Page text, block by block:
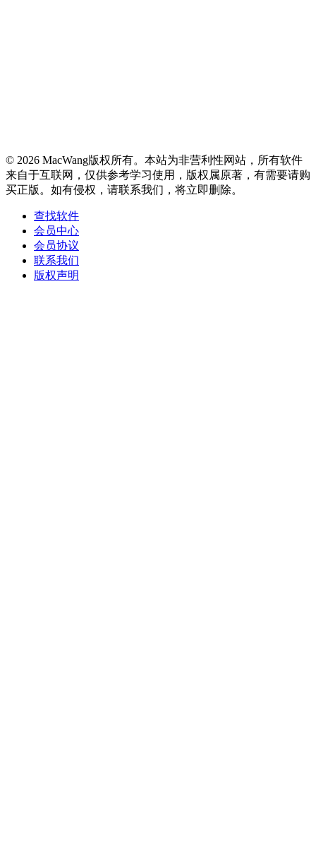
© 2026 MacWang版权所有。本站为非营利性网站，所有软件
来自于互联网，仅供参考学习使用，版权属原著，有需要请购
买正版。如有侵权，请联系我们，将立即删除。
查找软件
会员中心
会员协议
联系我们
版权声明